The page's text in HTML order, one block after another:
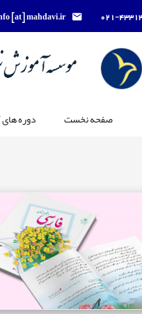
[at] mahdavi.ir
صفحه نخست دوره